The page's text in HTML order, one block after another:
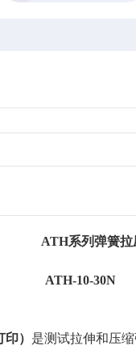
ATH系列弹簧
ATH-10-
） 是测试拉伸和压